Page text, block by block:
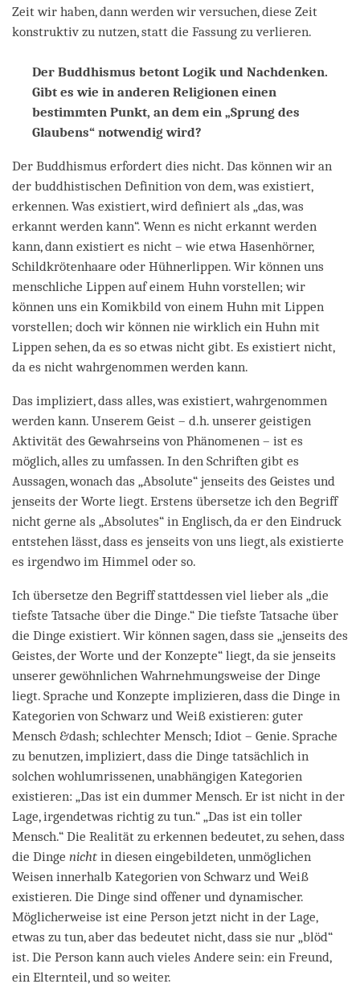
Zeit wir haben, dann werden wir versuchen, diese Zeit
konstruktiv zu nutzen, statt die Fassung zu verlieren.
Der Buddhismus betont Logik und Nachdenken.
Gibt es wie in anderen Religionen einen
bestimmten Punkt, an dem ein „Sprung des
Glaubens“ notwendig wird?
Der Buddhismus erfordert dies nicht. Das können wir an
der buddhistischen Definition von dem, was existiert,
erkennen. Was existiert, wird definiert als „das, was
erkannt werden kann“. Wenn es nicht erkannt werden
kann, dann existiert es nicht – wie etwa Hasenhörner,
Schildkrötenhaare oder Hühnerlippen. Wir können uns
menschliche Lippen auf einem Huhn vorstellen; wir
können uns ein Komikbild von einem Huhn mit Lippen
vorstellen; doch wir können nie wirklich ein Huhn mit
Lippen sehen, da es so etwas nicht gibt. Es existiert nicht,
da es nicht wahrgenommen werden kann.
Das impliziert, dass alles, was existiert, wahrgenommen
werden kann. Unserem Geist – d.h. unserer geistigen
Aktivität des Gewahrseins von Phänomenen – ist es
möglich, alles zu umfassen. In den Schriften gibt es
Aussagen, wonach das „Absolute“ jenseits des Geistes und
jenseits der Worte liegt. Erstens übersetze ich den Begriff
nicht gerne als „Absolutes“ in Englisch, da er den Eindruck
entstehen lässt, dass es jenseits von uns liegt, als existierte
es irgendwo im Himmel oder so.
Ich übersetze den Begriff stattdessen viel lieber als „die
tiefste Tatsache über die Dinge.“ Die tiefste Tatsache über
die Dinge existiert. Wir können sagen, dass sie „jenseits des
Geistes, der Worte und der Konzepte“ liegt, da sie jenseits
unserer gewöhnlichen Wahrnehmungsweise der Dinge
liegt. Sprache und Konzepte implizieren, dass die Dinge in
Kategorien von Schwarz und Weiß existieren: guter
Mensch &dash; schlechter Mensch; Idiot – Genie. Sprache
zu benutzen, impliziert, dass die Dinge tatsächlich in
solchen wohlumrissenen, unabhängigen Kategorien
existieren: „Das ist ein dummer Mensch. Er ist nicht in der
Lage, irgendetwas richtig zu tun.“ „Das ist ein toller
Mensch.“ Die Realität zu erkennen bedeutet, zu sehen, dass
die Dinge nicht in diesen eingebildeten, unmöglichen
Weisen innerhalb Kategorien von Schwarz und Weiß
existieren. Die Dinge sind offener und dynamischer.
Möglicherweise ist eine Person jetzt nicht in der Lage,
etwas zu tun, aber das bedeutet nicht, dass sie nur „blöd“
ist. Die Person kann auch vieles Andere sein: ein Freund,
ein Elternteil, und so weiter.